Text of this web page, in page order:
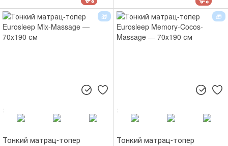
Тонкий матрац-топер
Тонкий матрац-топер